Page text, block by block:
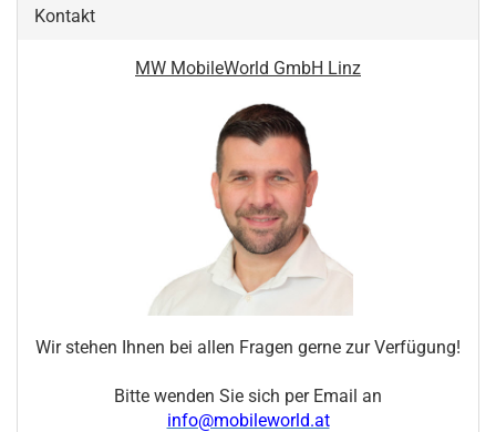
Kontakt
MW MobileWorld GmbH Linz
Wir stehen Ihnen bei allen Fragen gerne zur Verfügung!
Bitte wenden Sie sich per Email an
info@mobileworld.at